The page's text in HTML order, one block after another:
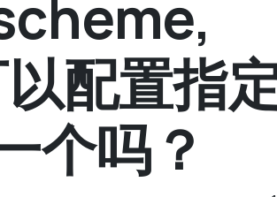
配置指
个吗？